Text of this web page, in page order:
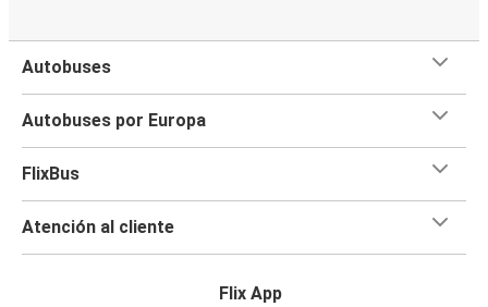
Autobuses
Autobuses por Europa
FlixBus
Atención al cliente
Flix App